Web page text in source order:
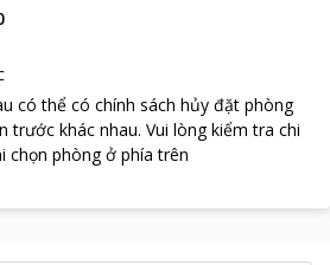
có thể có chính sách hủy đặt phòng
trước khác nhau. Vui lòng kiểm tra chi
chọn phòng ở phía trên